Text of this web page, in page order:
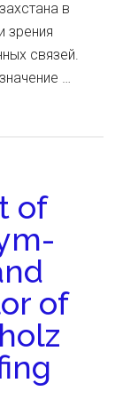
в
зрения
связей.
…
of
of